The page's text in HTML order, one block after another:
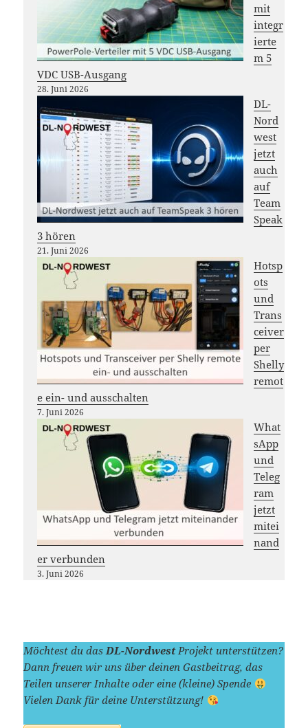
mit
integr
ierte
m 5
VDC USB-Ausgang
28. Juni 2026
DL-
Nord
west
jetzt
auch
auf
Team
Speak
3 hören
21. Juni 2026
Hotsp
ots
und
Trans
ceiver
per
Shelly
remot
e ein- und ausschalten
7. Juni 2026
What
sApp
und
Teleg
ram
jetzt
mitei
nand
er verbunden
3. Juni 2026
Möchtest du dasDL-NordwestProjekt unterstützen?
Dann freuen wir uns über deinen Gastbeitrag, das
Teilen unserer Inhalte oder eine (kleine) Spende
Vielen Dank für deine Unterstützung!